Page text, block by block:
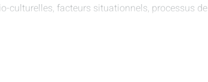
culturelles, facteurs situationnels, processus de
de consommation, les nouveaux